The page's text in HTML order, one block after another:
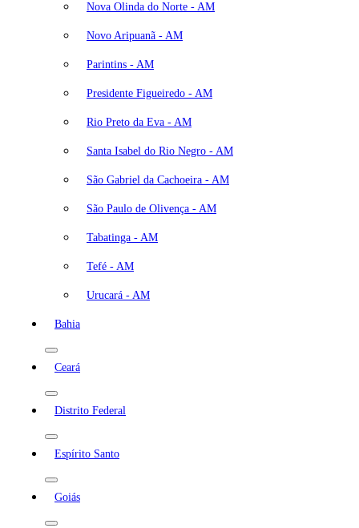
Nova Olinda do Norte - AM
Novo Aripuanã - AM
Parintins - AM
Presidente Figueiredo - AM
Rio Preto da Eva - AM
Santa Isabel do Rio Negro - AM
São Gabriel da Cachoeira - AM
São Paulo de Olivença - AM
Tabatinga - AM
Tefé - AM
Urucará - AM
Bahia
Ceará
Distrito Federal
Espírito Santo
Goiás